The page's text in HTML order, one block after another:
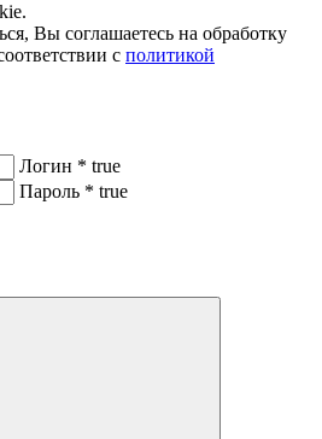
Вы соглашаетесь на обработку
с политикой
Логин * true
Пароль * true